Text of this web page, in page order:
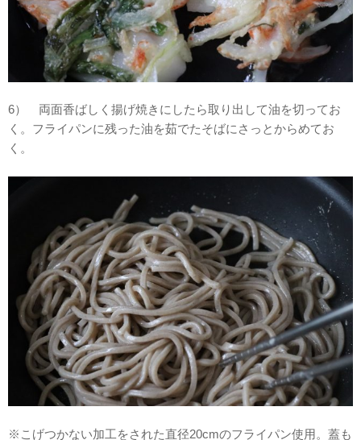
6） 両面香ばしく揚げ焼きにしたら取り出して油を切ってお
く。フライパンに残った油を茹でたそばにさっとからめてお
く。
※こげつかない加工をされた直径20cmのフライパン使用。蓋も